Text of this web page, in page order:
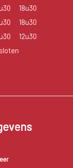
18u30
18u30
12u30